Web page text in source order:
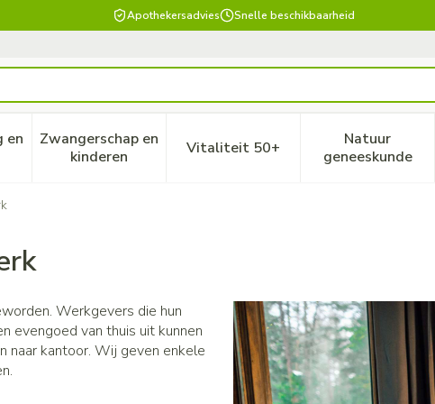
Apothekersadvies Snelle beschikbaarheid
verzorging en hygiëne categorie
en
voor Dieet, voeding en vitamines categorie
Zwangerschap en
kinderenToon submenu voor Zwangerschap en kinderen
Vitaliteit 50+Toon submenu voor Vitaliteit
Natuur
geneeskunde
Toon
Werkgevers die hun
evengoed van thuis uit kunnen
naar kantoor. Wij geven enkele